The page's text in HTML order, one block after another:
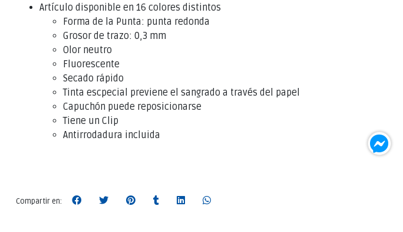
Artículo disponible en 16 colores distintos
Forma de la Punta: punta redonda
Grosor de trazo: 0,3 mm
Olor neutro
Fluorescente
Secado rápido
Tinta escpecial previene el sangrado a través del papel
Capuchón puede reposicionarse
Tiene un Clip
Antirrodadura incluida
Compartir en: